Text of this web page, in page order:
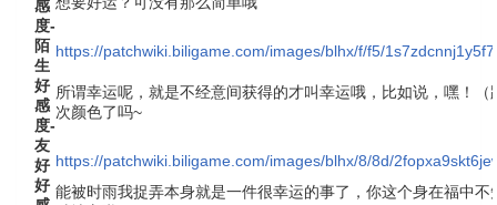
感
度-
陌
生
https://patchwiki.biligame.com/images/blhx/f/f5/
好
感
度-
友
好
所谓幸运呢，就是不经意间获得的才叫幸运哦，比如说，嘿！
次颜色了吗~
https://patchwiki.biligame.com/images/blhx/8/8d/
好 能被时雨我捉弄本身就是一件很幸运的事了，你这个身在福中